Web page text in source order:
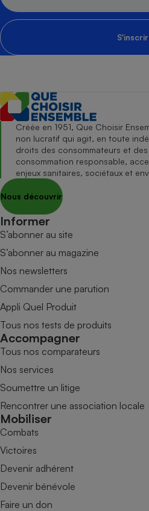
Créée en 1951, Que Choisir
non lucratif qui agit, en toute
droits des consommateurs et
consommation responsable,
enjeux sanitaires, sociétaux et
Nous découvrir
Informer
S’abonner au site
S’abonner au magazine
Nos newsletters
Commander une parution
Appli Quel Produit
Tous nos tests de produits
Accompagner
Tous nos comparateurs
Nos services
Soumettre un litige
Rencontrer une association locale
Mobiliser
Combats
Victoires
Devenir adhérent
Devenir bénévole
Faire un don